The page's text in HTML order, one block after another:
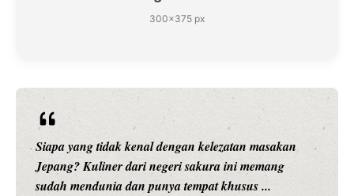
300×375 px
Siapa yang tidak kenal dengan kelezatan masakan
Jepang? Kuliner dari negeri sakura ini memang
sudah mendunia dan punya tempat khusus ...